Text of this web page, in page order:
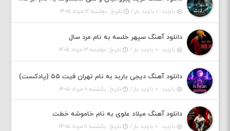
بازدید : ۱ بازدید بار / تاریخ : دوشنبه ۱۲ مرداد ۱۴۰۵
دانلود آهنگ سپهر خلسه به نام مرد سال
بازدید : ۰ بازدید بار / تاریخ : دوشنبه ۱۲ مرداد ۱۴۰۵
دانلود آهنگ دیجی باربد به نام تهران فیت ۵۵ (پادکست)
بازدید : ۰ بازدید بار / تاریخ : یکشنبه ۱۱ مرداد ۱۴۰۵
دانلود آهنگ میلاد علوی به نام خاموشه خطت
بازدید : ۰ بازدید بار / تاریخ : یکشنبه ۱۱ مرداد ۱۴۰۵